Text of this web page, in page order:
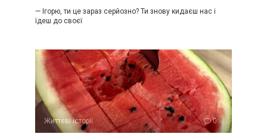
— Ігорю, ти це зараз серйозно? Ти знову кидаєш нас і
їдеш до своєї
Життєві історії 0